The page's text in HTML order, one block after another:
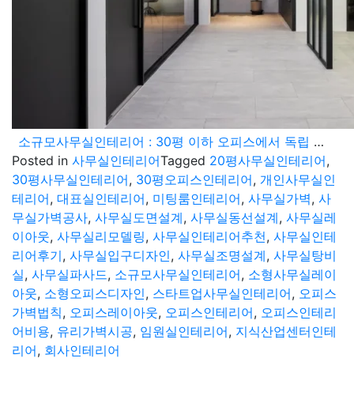
소규모사무실인테리어 : 30평 이하 오피스에서 독립 부서를 배치하는 요령
Posted in 사무실인테리어Tagged 20평사무실인테리어,
30평사무실인테리어, 30평오피스인테리어, 개인사무실인
테리어, 대표실인테리어, 미팅룸인테리어, 사무실가벽, 사
무실가벽공사, 사무실도면설계, 사무실동선설계, 사무실레
이아웃, 사무실리모델링, 사무실인테리어추천, 사무실인테
리어후기, 사무실입구디자인, 사무실조명설계, 사무실탕비
실, 사무실파사드, 소규모사무실인테리어, 소형사무실레이
아웃, 소형오피스디자인, 스타트업사무실인테리어, 오피스
가벽법칙, 오피스레이아웃, 오피스인테리어, 오피스인테리
어비용, 유리가벽시공, 임원실인테리어, 지식산업센터인테
리어, 회사인테리어